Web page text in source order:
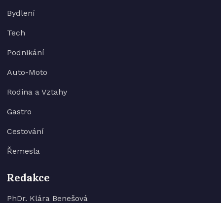
Bydlení
Tech
Podnikání
Auto-Moto
Rodina a Vztahy
Gastro
Cestování
Řemesla
Redakce
PhDr. Klára Benešová